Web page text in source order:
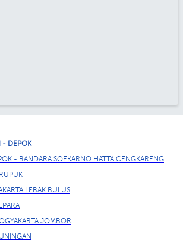
- DEPOK
- BANDARA SOEKARNO HATTA CENGKARENG
LEBAK BULUS
JOMBOR